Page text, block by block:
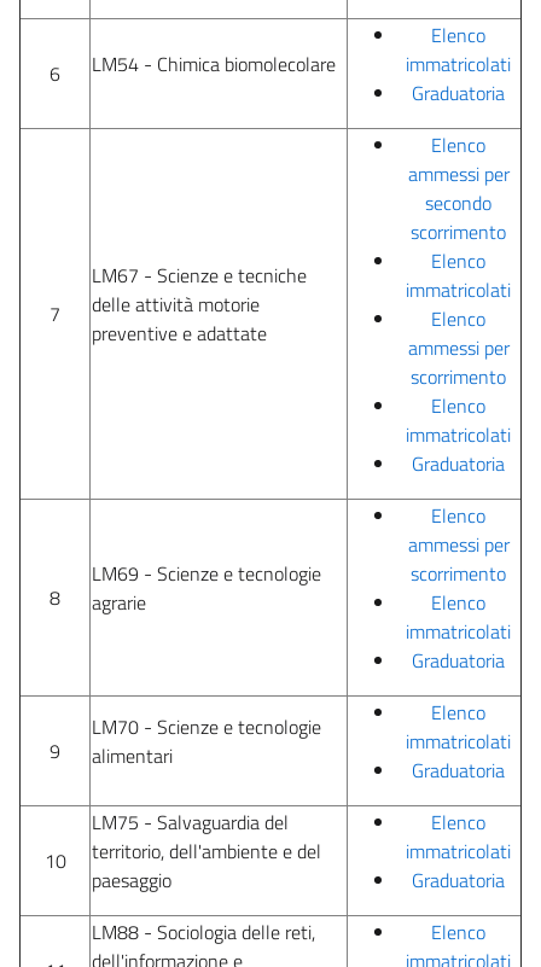
6 LM54 - Chimica biomolecolare
Elenco
immatricolati
Graduatoria
7
LM67 - Scienze e tecniche
delle attività motorie
preventive e adattate
Elenco
ammessi per
secondo
scorrimento
Elenco
immatricolati
Elenco
ammessi per
scorrimento
Elenco
immatricolati
Graduatoria
8
LM69 - Scienze e tecnologie
agrarie
Elenco
ammessi per
scorrimento
Elenco
immatricolati
Graduatoria
9
LM70 - Scienze e tecnologie
alimentari
Elenco
immatricolati
Graduatoria
10
LM75 - Salvaguardia del
territorio, dell'ambiente e del
paesaggio
Elenco
immatricolati
Graduatoria
LM88 - Sociologia delle reti,
dell'informazione e
Elenco
immatricolati